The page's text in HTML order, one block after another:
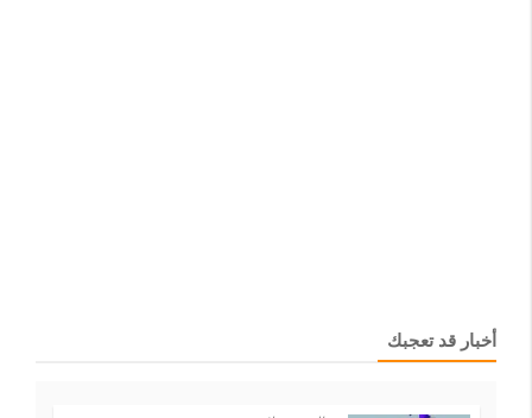
أخبار قد تعجبك